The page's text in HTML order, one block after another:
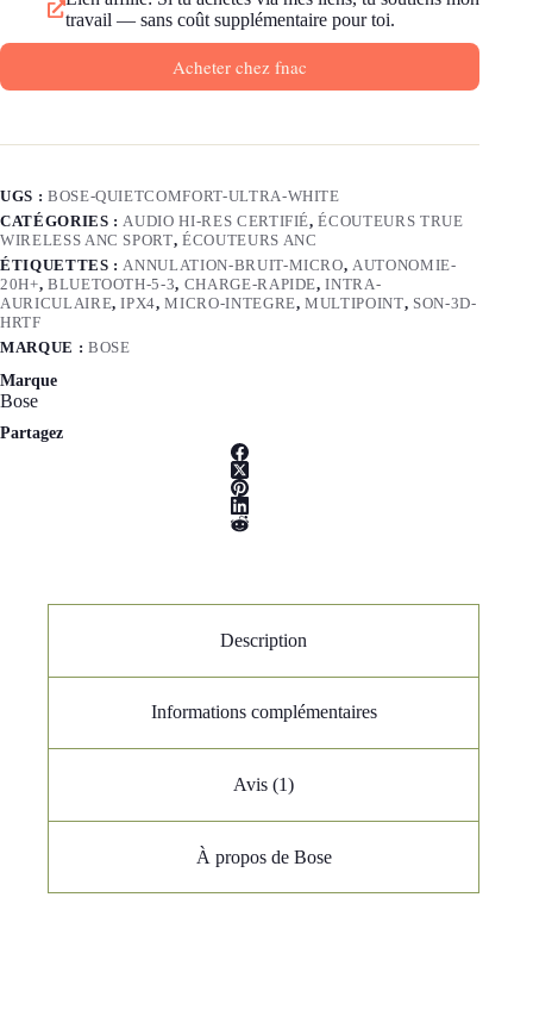
travail — sans coût supplémentaire pour toi.
Acheter chez fnac
UGS : BOSE-QUIETCOMFORT-ULTRA-WHITE
CATÉGORIES : AUDIO HI-RES CERTIFIÉ,ÉCOUTEURS TRUE
WIRELESS ANC SPORT,ÉCOUTEURS ANC
ÉTIQUETTES : ANNULATION-BRUIT-MICRO, AUTONOMIE-
20H+, BLUETOOTH-5-3, CHARGE-RAPIDE,INTRA-
AURICULAIRE,IPX4,MICRO-INTEGRE,MULTIPOINT, SON-3D-
HRTF
MARQUE : BOSE
Marque
Bose
Partagez
Description
Informations complémentaires
Avis (1)
À propos de Bose